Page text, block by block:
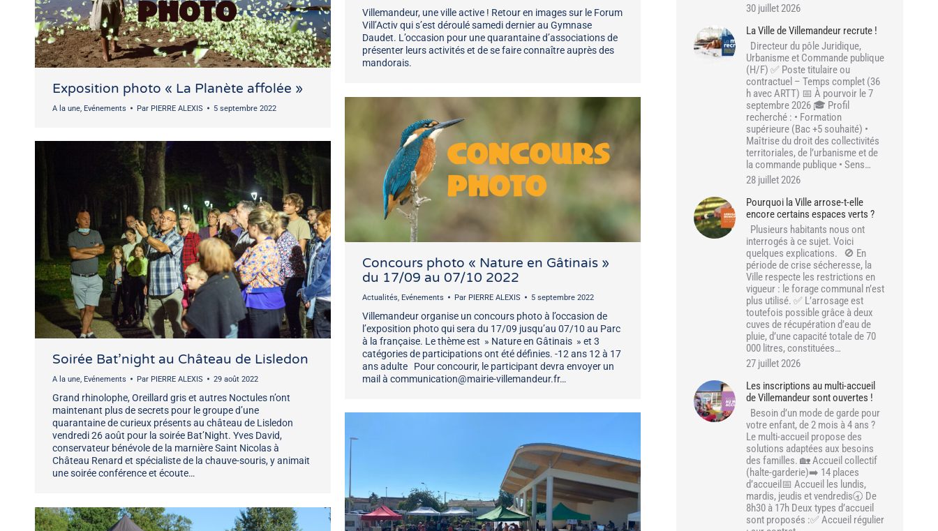
Villemandeur, une ville active ! Retour en images sur le Forum
Vill’Activ qui s’est déroulé samedi dernier au Gymnase
Daudet. L’occasion pour une quarantaine d’associations de
présenter leurs activités et de se faire connaître auprès des
mandorais.
Exposition photo « La Planète affolée »
A la une, Evénements Par PIERRE ALEXIS 5 septembre 2022
Concours photo « Nature en Gâtinais »
du 17/09 au 07/10 2022
Actualités, Evénements Par PIERRE ALEXIS 5 septembre 2022
Villemandeur organise un concours photo à l’occasion de
l’exposition photo qui sera du 17/09 jusqu’au 07/10 au Parc
à la française. Le thème est » Nature en Gâtinais » et 3
catégories de participations ont été définies. -12 ans 12 à 17
ans adulte Pour concourir, le participant devra envoyer un
mail à communication@mairie-villemandeur.fr…
Soirée Bat’night au Château de Lisledon
A la une, Evénements Par PIERRE ALEXIS 29 août 2022
Grand rhinolophe, Oreillard gris et autres Noctules n’ont
maintenant plus de secrets pour le groupe d’une
quarantaine de curieux présents au château de Lisledon
vendredi 26 août pour la soirée Bat’Night. Yves David,
conservateur bénévole de la marnière Saint Nicolas à
Château Renard et spécialiste de la chauve-souris, y animait
une soirée conférence et écoute…
30 juillet 2026
La Ville de Villemandeur recrute !
Directeur du pôle Juridique,
Urbanisme et Commande publique
(H/F) ✅ Poste titulaire ou
contractuel – Temps complet (36
h avec ARTT) 📅 À pourvoir le 7
septembre 2026 🎓 Profil
recherché : • Formation
supérieure (Bac +5 souhaité) •
Maîtrise du droit des collectivités
territoriales, de l’urbanisme et de
la commande publique • Sens…
28 juillet 2026
Pourquoi la Ville arrose-t-elle
encore certains espaces verts ?
Plusieurs habitants nous ont
interrogés à ce sujet. Voici
quelques explications. 🚫 En
période de crise sécheresse, la
Ville respecte les restrictions en
vigueur : le forage communal n’est
plus utilisé. ✅ L’arrosage est
toutefois possible grâce à deux
cuves de récupération d’eau de
pluie, d’une capacité totale de 70
000 litres, constituées…
27 juillet 2026
Les inscriptions au multi-accueil
de Villemandeur sont ouvertes !
Besoin d’un mode de garde pour
votre enfant, de 2 mois à 4 ans ?
Le multi-accueil propose des
solutions adaptées aux besoins
des familles. 🏡 Accueil collectif
(halte-garderie)➡️ 14 places
d’accueil📅 Accueil les lundis,
mardis, jeudis et vendredis🕣 De
8h30 à 17h Deux types d’accueil
sont proposés :✅ Accueil régulier